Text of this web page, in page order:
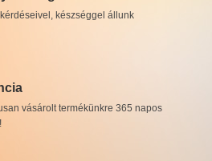
készséggel állunk
vásárolt termékünkre 365 napos